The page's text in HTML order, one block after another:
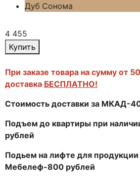
Дуб Сонома
4 455
Купить
При заказе товара на сумму от
доставка БЕСПЛАТНО!
Стоимость доставки за МКАД-
Подъем до квартиры при
рублей
Подьем на лифте для
Мебелеф-800 рублей